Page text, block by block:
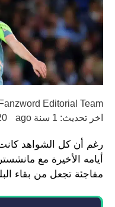
Fanzword Editorial Team
اخر تحديث: 1 سنة ago
رغم أن كل الشواهد
أيامه الأخيرة مع
مفاجئة تجعل من بقاء